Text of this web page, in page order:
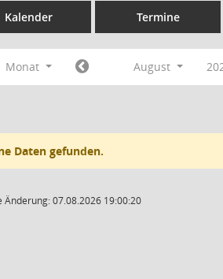
Kalender Termine
Monat August
Daten gefunden.
Änderung: 07.08.2026 19:00:20